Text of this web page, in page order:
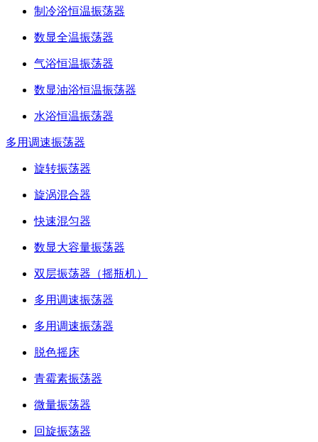
制冷浴恒温振荡器
数显全温振荡器
气浴恒温振荡器
数显油浴恒温振荡器
水浴恒温振荡器
多用调速振荡器
旋转振荡器
旋涡混合器
快速混匀器
数显大容量振荡器
双层振荡器（摇瓶机）
多用调速振荡器
多用调速振荡器
脱色摇床
青霉素振荡器
微量振荡器
回旋振荡器